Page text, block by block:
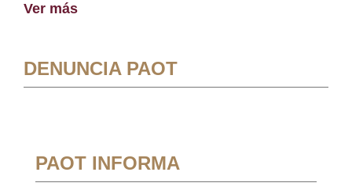
Ver más
DENUNCIA PAOT
PAOT INFORMA